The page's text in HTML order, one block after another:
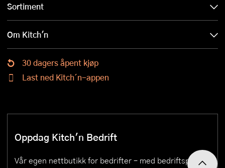
Sortiment
Om Kitch'n
30 dagers åpent kjøp
Last ned Kitch´n-appen
Oppdag Kitch'n Bedrift
Vår egen nettbutikk for bedrifter – med bedriftspriser,